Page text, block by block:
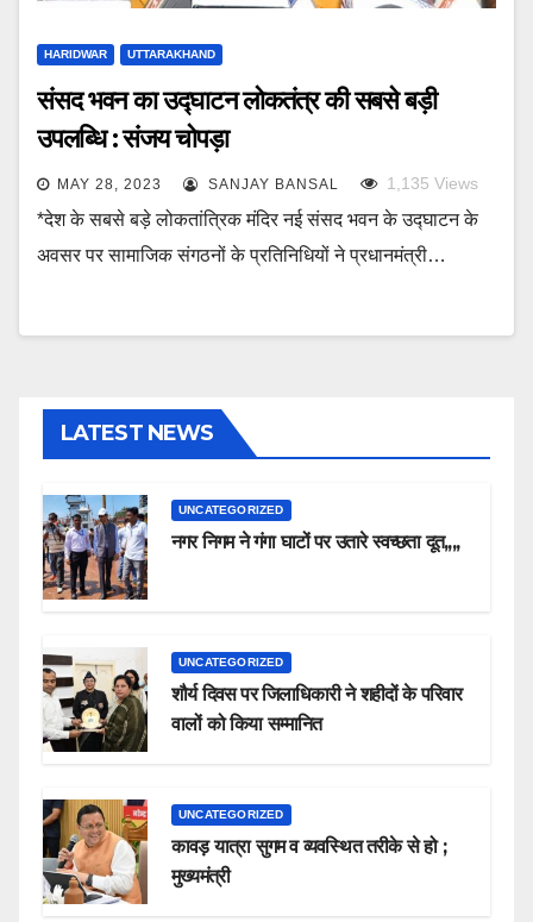
HARIDWAR UTTARAKHAND
संसद भवन का उद्घाटन लोकतंत्र की सबसे बड़ी
उपलब्धि : संजय चोपड़ा
MAY 28, 2023 SANJAY BANSAL 1,135 Views
*देश के सबसे बड़े लोकतांत्रिक मंदिर नई संसद भवन के उद्घाटन के
अवसर पर सामाजिक संगठनों के प्रतिनिधियों ने प्रधानमंत्री…
LATEST NEWS
UNCATEGORIZED
नगर निगम ने गंगा घाटों पर उतारे स्वच्छता दूत,,,,
UNCATEGORIZED
शौर्य दिवस पर जिलाधिकारी ने शहीदों के परिवार
वालों को किया सम्मानित
UNCATEGORIZED
कावड़ यात्रा सुगम व व्यवस्थित तरीके से हो ;
मुख्यमंत्री